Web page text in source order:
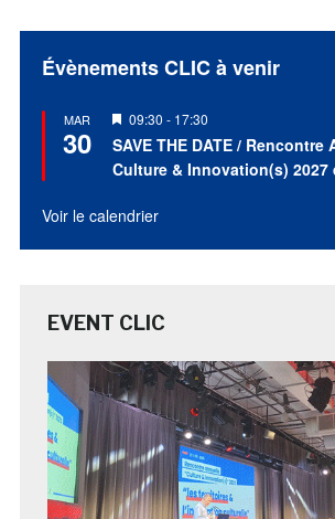
Évènements CLIC à venir
MAR
30
Mis
en
avant
09:30 - 17:30
SAVE THE DATE / Rencontre
Culture & Innovation(s) 2027
Voir le calendrier
EVENT CLIC